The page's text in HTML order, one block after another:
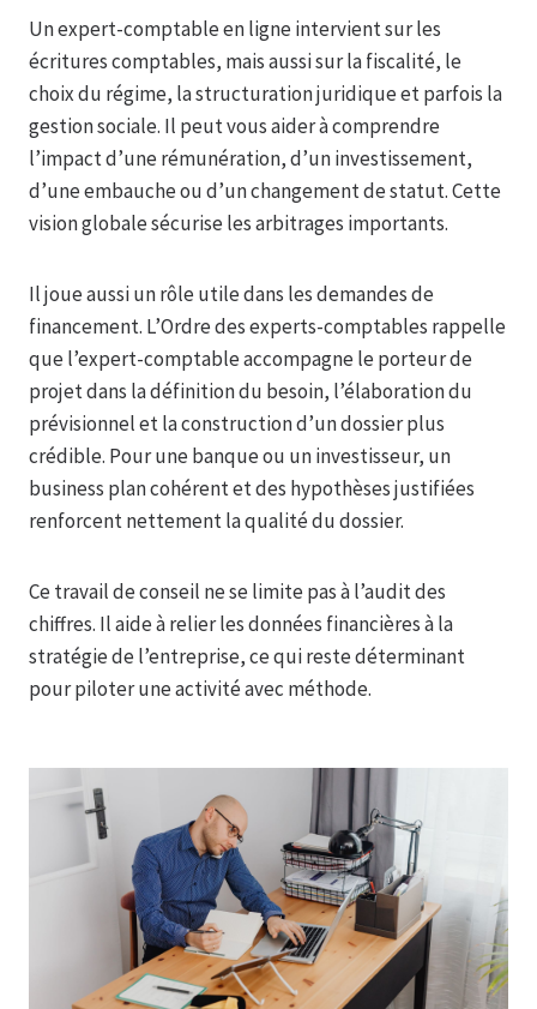
Un expert-comptable en ligne intervient sur les
écritures comptables, mais aussi sur la fiscalité, le
choix du régime, la structuration juridique et parfois la
gestion sociale. Il peut vous aider à comprendre
l’impact d’une rémunération, d’un investissement,
d’une embauche ou d’un changement de statut. Cette
vision globale sécurise les arbitrages importants.
Il joue aussi un rôle utile dans les demandes de
financement. L’Ordre des experts-comptables rappelle
que l’expert-comptable accompagne le porteur de
projet dans la définition du besoin, l’élaboration du
prévisionnel et la construction d’un dossier plus
crédible. Pour une banque ou un investisseur, un
business plan cohérent et des hypothèses justifiées
renforcent nettement la qualité du dossier.
Ce travail de conseil ne se limite pas à l’audit des
chiffres. Il aide à relier les données financières à la
stratégie de l’entreprise, ce qui reste déterminant
pour piloter une activité avec méthode.